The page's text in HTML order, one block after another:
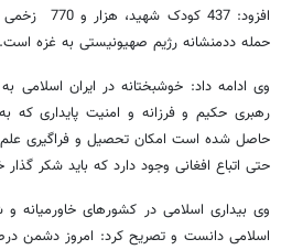
حمله ددمنشانه رژیم صهیونیستی به غزه است.
وی ادامه داد: خوشبختانه در ایران اسلامی
رهبری حکیم و فرزانه و امنیت پایداری
حاصل شده است امکان تحصیل و فراگیری علم
حتی اتباع افغانی وجود دارد که باید شکر گذار
وی بیداری اسلامی در کشورهای خاورمیانه و
اسلامی دانست و تصریح کرد: امروز دشمن